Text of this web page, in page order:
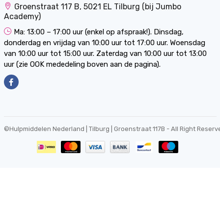
Groenstraat 117 B, 5021 EL Tilburg (bij Jumbo
Academy)
Ma: 13:00 – 17:00 uur (enkel op afspraak!). Dinsdag,
donderdag en vrijdag van 10:00 uur tot 17:00 uur. Woensdag
van 10:00 uur tot 15:00 uur. Zaterdag van 10:00 uur tot 13:00
uur (zie OOK mededeling boven aan de pagina).
©Hulpmiddelen Nederland | Tilburg | Groenstraat 117B - All Right